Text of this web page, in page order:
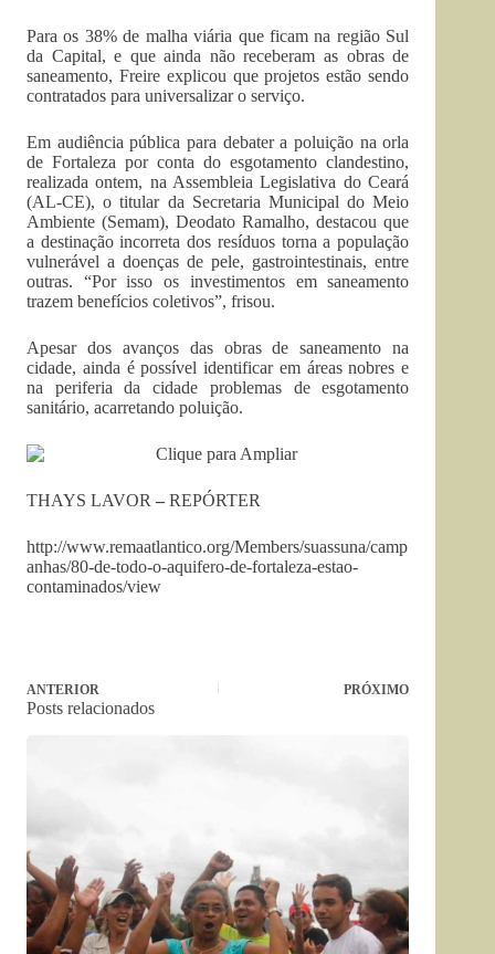
Para os 38% de malha viária que ficam na região Sul
da Capital, e que ainda não receberam as obras de
saneamento, Freire explicou que projetos estão sendo
contratados para universalizar o serviço.
Em audiência pública para debater a poluição na orla
de Fortaleza por conta do esgotamento clandestino,
realizada ontem, na Assembleia Legislativa do Ceará
(AL-CE), o titular da Secretaria Municipal do Meio
Ambiente (Semam), Deodato Ramalho, destacou que
a destinação incorreta dos resíduos torna a população
vulnerável a doenças de pele, gastrointestinais, entre
outras. “Por isso os investimentos em saneamento
trazem benefícios coletivos”, frisou.
Apesar dos avanços das obras de saneamento na
cidade, ainda é possível identificar em áreas nobres e
na periferia da cidade problemas de esgotamento
sanitário, acarretando poluição.
THAYS LAVOR – REPÓRTER
http://www.remaatlantico.org/Members/suassuna/camp
anhas/80-de-todo-o-aquifero-de-fortaleza-estao-
contaminados/view
ANTERIOR PRÓXIMO
Posts relacionados